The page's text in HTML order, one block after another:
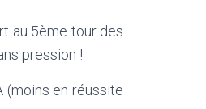
au 5ème tour des
pression !
(moins en réussite